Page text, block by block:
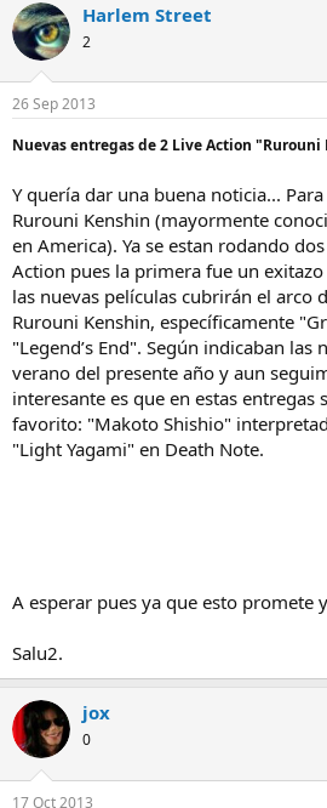
Harlem Street
2
26 Sep 2013
Nuevas entregas de 2 Live Action "Rurouni
Y quería dar una buena noticia...
Rurouni Kenshin (mayormente
en America). Ya se estan rodando
Action pues la primera fue un
las nuevas películas cubrirán el arco
Rurouni Kenshin, específicamente
"Legend’s End". Según indicaban las
verano del presente año y aun
interesante es que en estas
favorito: "Makoto Shishio"
"Light Yagami" en Death Note.
A esperar pues ya que esto promete
Salu2.
jox
0
17 Oct 2013